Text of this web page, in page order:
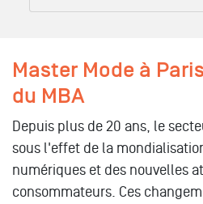
Master Mode à
du MBA
Depuis plus de 20 ans, le
sous l'effet de la
numériques et des nouvelles
consommateurs. Ces